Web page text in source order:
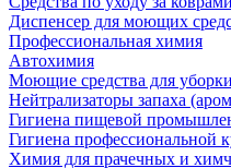
Диспенсер для моющих
Профессиональная химия
Автохимия
Моющие средства для
Нейтрализаторы запаха
Гигиена пищевой
Гигиена профессиональной
Химия для прачечных и